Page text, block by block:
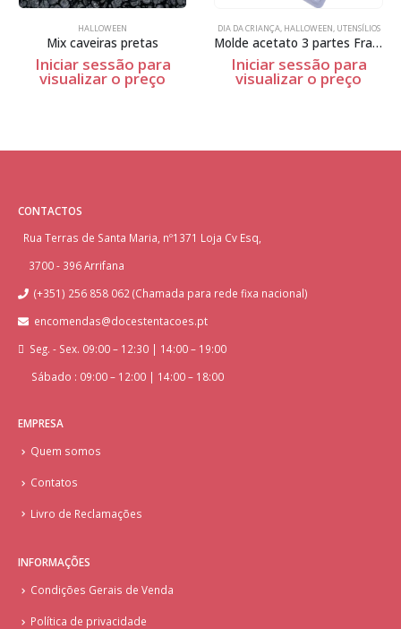
HALLOWEEN
Mix caveiras pretas
Iniciar sessão para
visualizar o preço
DIA DA CRIANÇA, HALLOWEEN, UTENSÍLIOS
Molde acetato 3 partes Frankenstein bebé
Iniciar sessão para
visualizar o preço
CONTACTOS
Rua Terras de Santa Maria, nº1371 Loja Cv Esq,
3700 - 396 Arrifana
(+351) 256 858 062 (Chamada para rede fixa nacional)
encomendas@docestentacoes.pt
Seg. - Sex. 09:00 – 12:30 | 14:00 – 19:00
Sábado : 09:00 – 12:00 | 14:00 – 18:00
EMPRESA
Quem somos
Contatos
Livro de Reclamações
INFORMAÇÕES
Condições Gerais de Venda
Política de privacidade